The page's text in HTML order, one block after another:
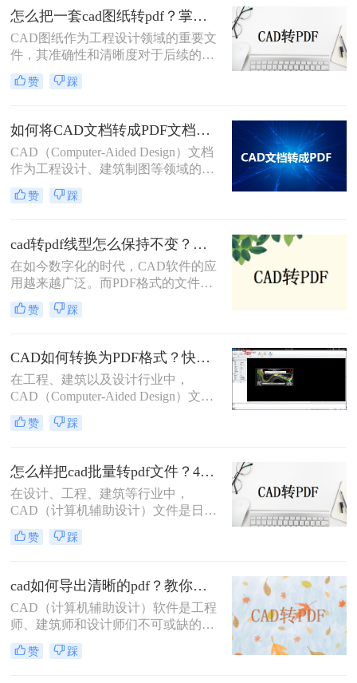
PDF格式成为了一个常见的需求。
PDF格式以其良好的兼容性和稳定
性，确保了文档在不同设备和软件中
的一致呈现。那么怎么将多个cad文档
转pdf呢？以下是将多个CAD文档转
换为PDF格式的几种方法。
怎么把一套cad图纸转pdf？掌握这3招就够了！
CAD图纸作为工程设计领域的重要文
件，其准确性和清晰度对于后续的设
计、施工及交流至关重要。然而，在
实际应用中，我们常常需要将CAD图
或存档。那么怎么把一套cad图纸转
pdf呢？以下，将详细介绍几种将一套
CAD图纸转换为PDF格式的方法。
赞 踩
如何将CAD文档转成PDF文档？这三种转换方法快来了解下！
CAD（Computer-Aided Design）文档
作为工程设计、建筑制图等领域的重
要工具，其转换为PDF（Portable
Document Format）文档的需求日益增
性和内容稳定性，成为了文档共享、
归档和展示的首选。那么如何将CAD
文档转成PDF文档呢？以下将详细介
绍几种将CAD文档转换成PDF文档的
方法。
赞 踩
cad转pdf线型怎么保持不变？试试这3个方法！
在如今数字化的时代，CAD软件的应
用越来越广泛。而PDF格式的文件则
成为了在不同平台之间共享CAD设计
的常用方式。然而，在将CAD文件转
个普遍的问题，那就是线型的变化。
那么cad转pdf线型怎么保持不变呢？
本文将介绍三种方法，帮助您实现
CAD转PDF的过程中线型的完美保
留。
赞 踩
CAD如何转换为PDF格式？快来试试这三种方法吧！
在工程、建筑以及设计行业中，
CAD（Computer-Aided Design）文件
是存储和交流复杂设计信息的标准格
式。然而，PDF（Portable Document
易于分享的特点，在日常工作中也占
据着重要地位。因此，将CAD文件转
换为PDF格式，成为了许多专业人士
的必要技能。那么CAD如何转换为
PDF格式呢？本文将详细介绍几种常
用的CAD转PDF的方法，帮助您掌握
赞 踩
怎么样把cad批量转pdf文件？4种解决方法快来试试吧！
在设计、工程、建筑等行业中，
CAD（计算机辅助设计）文件是日常
工作中不可或缺的一部分。然而，为
了便于分享、打印或存档，经常需要
么样把cad批量转pdf文件呢？本文将
详细介绍几种将CAD文件批量转换为
PDF文件的方法，帮助用户高效完成
这一任务。
赞 踩
cad如何导出清晰的pdf？教你二个实用方法！
​CAD（计算机辅助设计）软件是工程
师、建筑师和设计师们不可或缺的工
具，而PDF（可移植文档格式）文件
则因其跨平台兼容性和内容稳定性，
赞 踩